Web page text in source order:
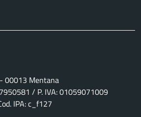
00013 Mentana
/ P. IVA:01059071009
IPA: c_f127